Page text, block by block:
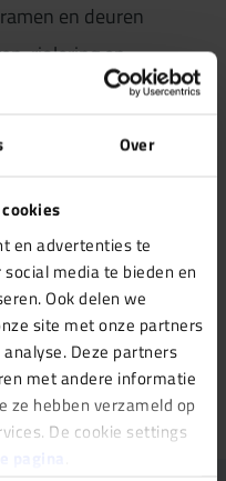
Over
en advertenties te
media te bieden en
Ook delen we
site met onze partners
Deze partners
met andere informatie
ze hebben verzameld op
De cookie settings
pagina
en deuren
riolering en
wie waarvoor
een heldere
uw pand?Neem
Onze vakkundige